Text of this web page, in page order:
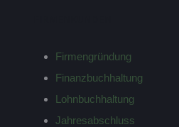
Firmengründung
Finanzbuchhaltung
Lohnbuchhaltung
Jahresabschluss